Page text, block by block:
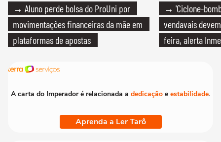
→ Aluno perde bolsa do ProUni por
movimentações financeiras da mãe em
plataformas de apostas
→ 'Ciclone-
vendavais
feira, alerta
A carta do Imperador é relacionada a dedicação e estabilidade.
Aprenda a Ler Tarô